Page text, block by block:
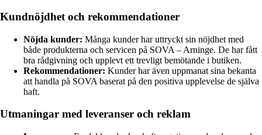
Kundnöjdhet och rekommendationer
Nöjda kunder: Många kunder har uttryckt sin nöjdhet med
både produkterna och servicen på SOVA – Arninge. De har fått
bra rådgivning och upplevt ett trevligt bemötande i butiken.
Rekommendationer: Kunder har även uppmanat sina bekanta
att handla på SOVA baserat på den positiva upplevelse de själva
haft.
Utmaningar med leveranser och reklam